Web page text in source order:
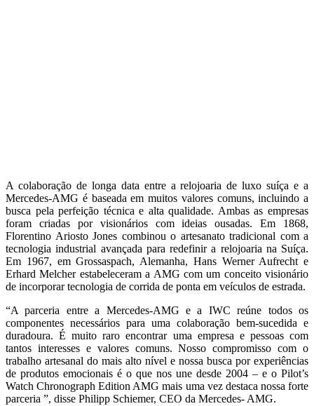
A colaboração de longa data entre a relojoaria de luxo suíça e a
Mercedes-AMG é baseada em muitos valores comuns, incluindo a
busca pela perfeição técnica e alta qualidade. Ambas as empresas
foram criadas por visionários com ideias ousadas. Em 1868,
Florentino Ariosto Jones combinou o artesanato tradicional com a
tecnologia industrial avançada para redefinir a relojoaria na Suíça.
Em 1967, em Grossaspach, Alemanha, Hans Werner Aufrecht e
Erhard Melcher estabeleceram a AMG com um conceito visionário
de incorporar tecnologia de corrida de ponta em veículos de estrada.
“A parceria entre a Mercedes-AMG e a IWC reúne todos os
componentes necessários para uma colaboração bem-sucedida e
duradoura. É muito raro encontrar uma empresa e pessoas com
tantos interesses e valores comuns. Nosso compromisso com o
trabalho artesanal do mais alto nível e nossa busca por experiências
de produtos emocionais é o que nos une desde 2004 – e o Pilot’s
Watch Chronograph Edition AMG mais uma vez destaca nossa forte
parceria ”, disse Philipp Schiemer, CEO da Mercedes- AMG.